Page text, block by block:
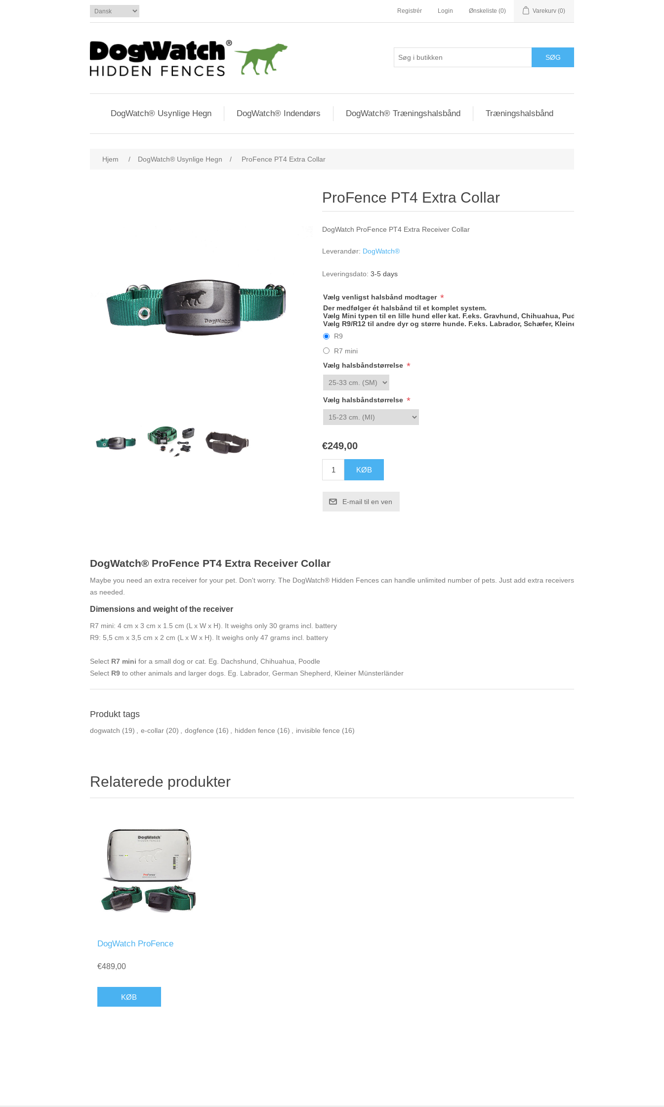
Registrér Login Ønskeliste (0) Varekurv (0)
DogWatch® Usynlige Hegn DogWatch® Indendørs DogWatch® Træningshalsbånd Træningshalsbånd
Hjem / DogWatch® Usynlige Hegn / ProFence PT4 Extra Collar
ProFence PT4 Extra Collar
DogWatch ProFence PT4 Extra Receiver Collar
Leverandør: DogWatch®
Leveringsdato: 3-5 days
Vælg venligst halsbånd modtager *
Der medfølger ét halsbånd til et komplet system.
Vælg Mini typen til en lille hund eller kat. F.eks. Gravhund, Chihuahua, Puddel
Vælg R9/R12 til andre dyr og større hunde. F.eks. Labrador, Schæfer, Kleiner Münsterländer
R9
R7 mini
Vælg halsbåndstørrelse *
Vælg halsbåndstørrelse *
€249,00
DogWatch® ProFence PT4 Extra Receiver Collar
Maybe you need an extra receiver for your pet. Don't worry. The DogWatch® Hidden Fences can handle unlimited number of pets. Just add extra receivers
as needed.
Dimensions and weight of the receiver
R7 mini: 4 cm x 3 cm x 1.5 cm (L x W x H). It weighs only 30 grams incl. battery
R9: 5,5 cm x 3,5 cm x 2 cm (L x W x H). It weighs only 47 grams incl. battery
Select R7 mini for a small dog or cat. Eg. Dachshund, Chihuahua, Poodle
Select R9 to other animals and larger dogs. Eg. Labrador, German Shepherd, Kleiner Münsterländer
Produkt tags
dogwatch (19) e-collar (20) dogfence (16) hidden fence (16) invisible fence (16)
Relaterede produkter
DogWatch ProFence
€489,00